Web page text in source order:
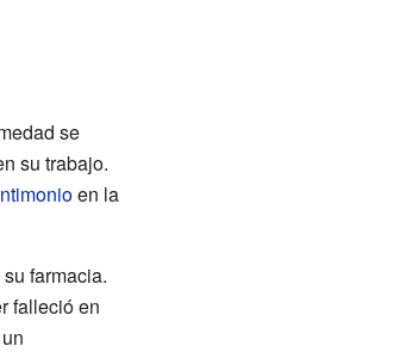
se
su trabajo.
en la
farmacia.
falleció en